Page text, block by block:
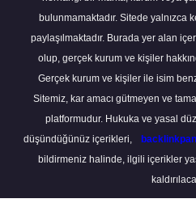
bulunmamaktadır. Sitede yalnızca
paylaşılmaktadır. Burada yer alan
olup, gerçek kurum ve kişiler
Gerçek kurum ve kişiler ile isim
Sitemiz, kar amacı gütmeyen ve
platformudur. Hukuka ve yasal
düşündüğünüz içerikleri,
bildirmeniz halinde, ilgili içerikler